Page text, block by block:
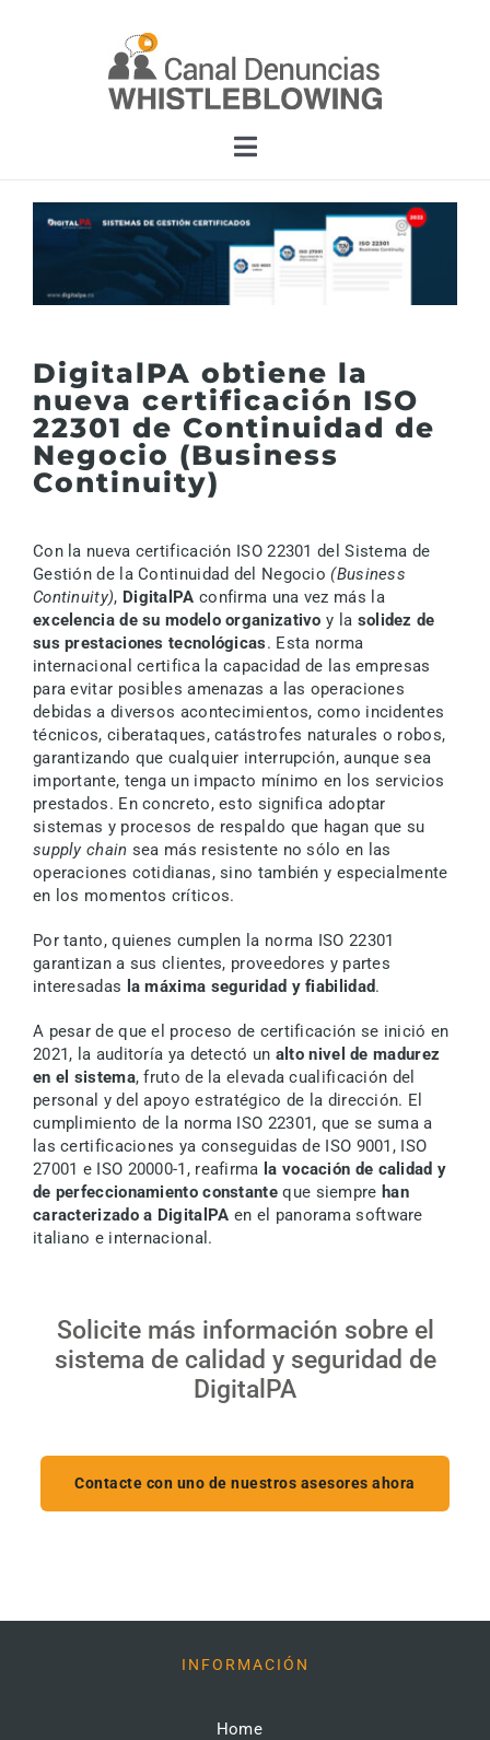
Toggle
Home
Funcionalidad
Soluciones
Infraestructura y seguridad
Clientes Principales
Regulación
Licencias – Costes
Programa Partner
Quiénes somos
Contactos
Solicite una demostración
Español
DigitalPA obtiene la
nueva certificación ISO
22301 de Continuidad de
Negocio (Business
Continuity)
Con la nueva certificación ISO 22301 del Sistema de
Gestión de la Continuidad del Negocio(Business
Continuity), DigitalPA confirma una vez más la
excelencia de su modelo organizativo y la solidez de
sus prestaciones tecnológicas. Esta norma
internacional certifica la capacidad de las empresas
para evitar posibles amenazas a las operaciones
debidas a diversos acontecimientos, como incidentes
técnicos, ciberataques, catástrofes naturales o robos,
garantizando que cualquier interrupción, aunque sea
importante, tenga un impacto mínimo en los servicios
prestados. En concreto, esto significa adoptar
sistemas y procesos de respaldo que hagan que su
supply chain sea más resistente no sólo en las
operaciones cotidianas, sino también y especialmente
en los momentos críticos.
Por tanto, quienes cumplen la norma ISO 22301
garantizan a sus clientes, proveedores y partes
interesadas la máxima seguridad y fiabilidad.
A pesar de que el proceso de certificación se inició en
2021, la auditoría ya detectó un alto nivel de madurez
en el sistema, fruto de la elevada cualificación del
personal y del apoyo estratégico de la dirección. El
cumplimiento de la norma ISO 22301, que se suma a
las certificaciones ya conseguidas de ISO 9001, ISO
27001 e ISO 20000-1, reafirma la vocación de calidad y
de perfeccionamiento constante que siempre han
caracterizado a DigitalPA en el panorama software
italiano e internacional.
Solicite más información sobre el
sistema de calidad y seguridad de
DigitalPA
Contacte con uno de nuestros asesores ahora
INFORMACIÓN
Home